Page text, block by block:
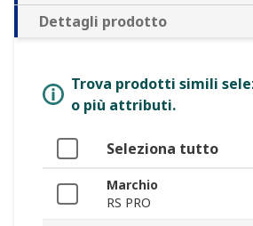
Dettagli prodotto
Trova prodotti simili
o più attributi.
Seleziona tutto
Marchio
RS PRO